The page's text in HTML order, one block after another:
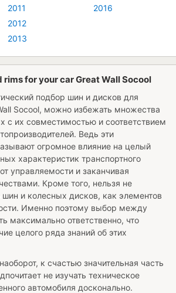
2011
2012
2013
2016
for your car Great Wall Socool
подбор шин и дисков для
Socool, можно избежать множества
с их совместимостью и соответствием
Ведь эти
огромное влияние на целый
характеристик транспортного
управляемости и заканчивая
Кроме того, нельзя не
и колесных дисков, как элементов
Именно поэтому выбор между
максимально ответственно, что
целого ряда знаний об этих
к счастью значительная часть
не изучать техническое
автомобиля досконально.